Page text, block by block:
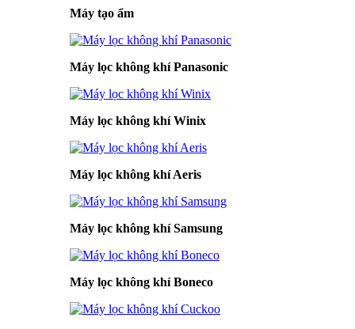
Máy tạo ẩm
Máy lọc không khí Panasonic
Máy lọc không khí Winix
Máy lọc không khí Aeris
Máy lọc không khí Samsung
Máy lọc không khí Boneco